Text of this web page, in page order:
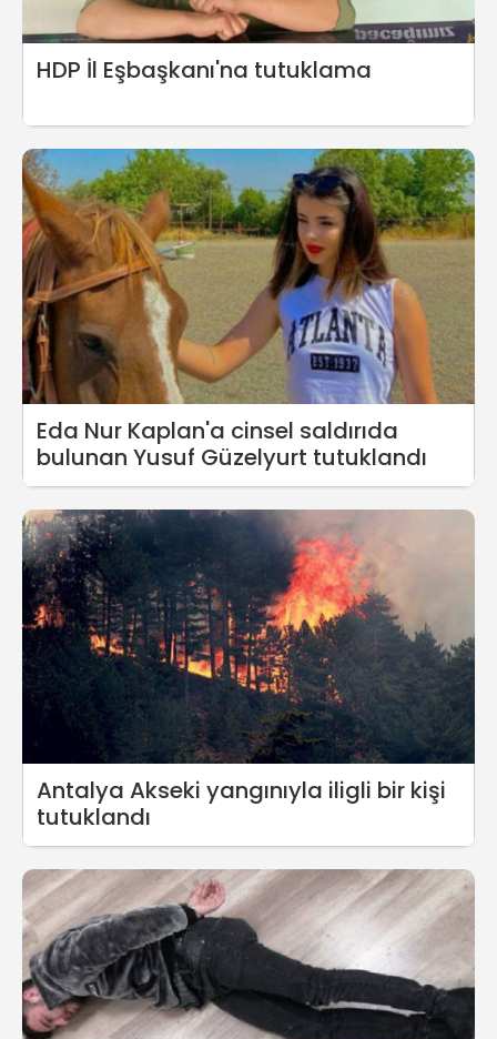
HDP İl Eşbaşkanı'na tutuklama
Eda Nur Kaplan'a cinsel saldırıda
bulunan Yusuf Güzelyurt tutuklandı
Antalya Akseki yangınıyla iligli bir kişi
tutuklandı